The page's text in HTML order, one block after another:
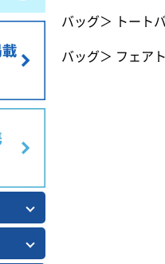
バッグ＞ トート
バッグ＞ フェア